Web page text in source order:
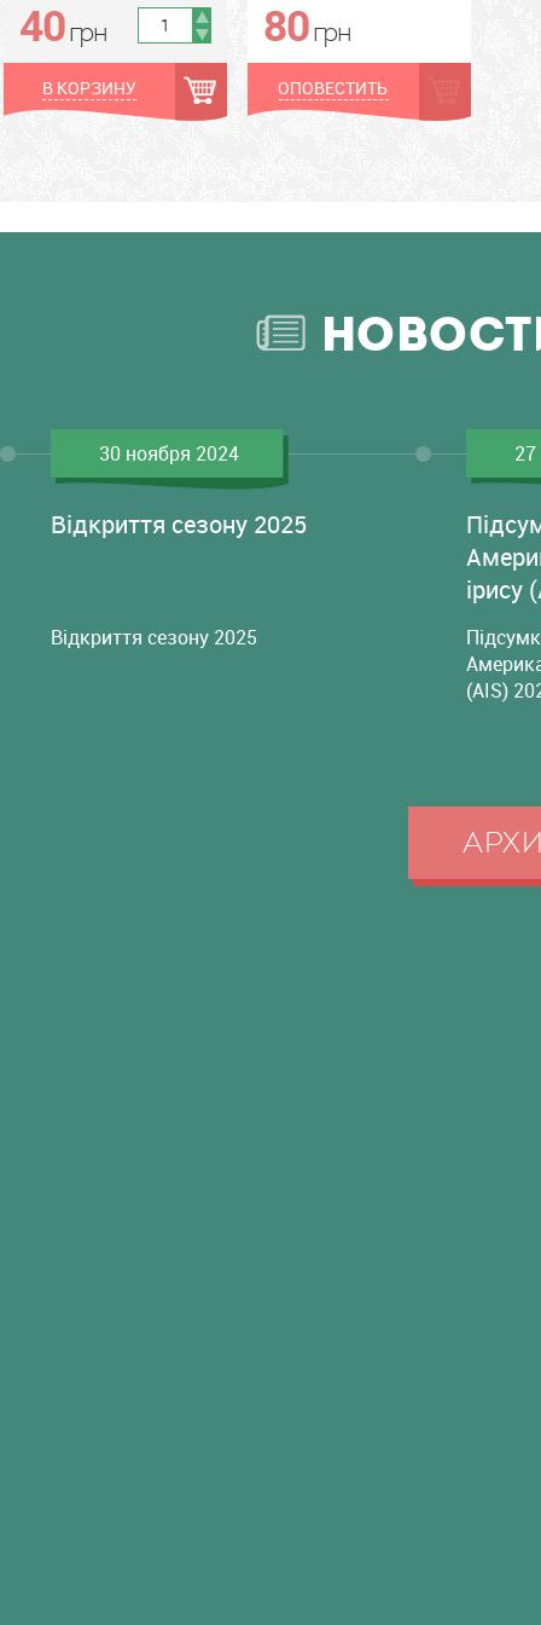
грн
40грн
В КОРЗИНУ
грн
80грн
ОПОВЕСТИТЬ
30 ноября 2024
Відкриття сезону 2025
Відкриття сезону 2025
ірису
(AIS)